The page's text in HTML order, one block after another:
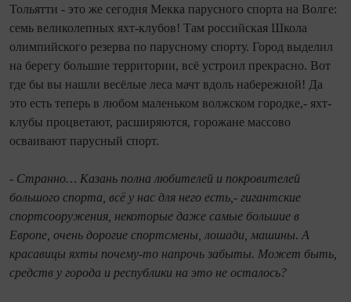
Тольятти - это же сегодня Мекка парусного спорта на Волге:
семь великолепных яхт-клубов! Там российская Школа
олимпийского резерва по парусному спорту. Город выделил
на берегу большие территории, всё устроил прекрасно. Вот
где бы вы нашли весёлые леса мачт вдоль набережной! Да
это есть теперь в любом маленьком волжском городке,- яхт-
клубы процветают, расширяются, горожане массово
осваивают парусный спорт.
- Странно… Казань полна любителей и покровителей
большого спорта, всё у нас для него есть,- гигантские
спортсооружения, некоторые даже самые большие в
Европе, очень дорогие спортсмены, лошади, машины. А
красавицы яхты почему‑то напрочь забыты. Может быть,
средств у города и республики на это не осталось?